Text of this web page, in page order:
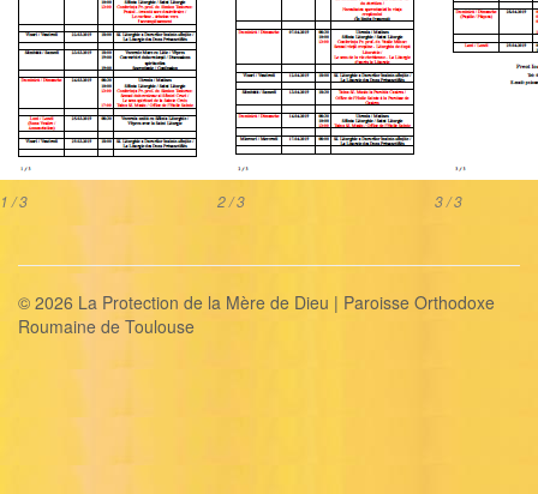
1 / 3 2 / 3 3 / 3
© 2026 La Protection de la Mère de Dieu | Paroisse Orthodoxe
Roumaine de Toulouse